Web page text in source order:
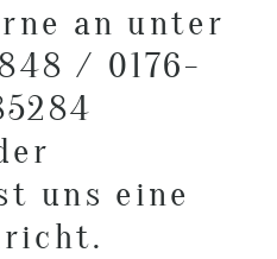
an unter
/ 0176-
uns eine